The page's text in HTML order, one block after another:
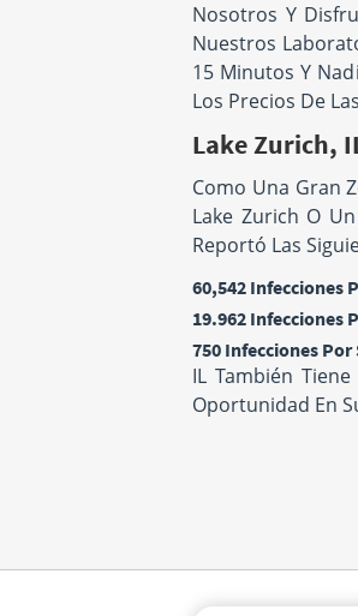
Nosotros Y
Nuestros
15 Minutos Y
Los Precios De
Lake Zurich,
Como Una Gran
Lake Zurich O
Reportó Las
60,542 Infecciones
19.962 Infecciones
750 Infecciones
IL También
Oportunidad En